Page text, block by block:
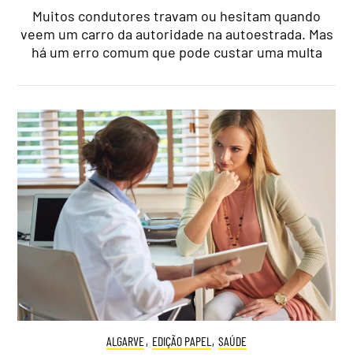
Muitos condutores travam ou hesitam quando
veem um carro da autoridade na autoestrada. Mas
há um erro comum que pode custar uma multa
ALGARVE, EDIÇÃO PAPEL , SAÚDE